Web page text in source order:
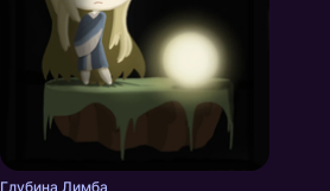
Глубина Лимба